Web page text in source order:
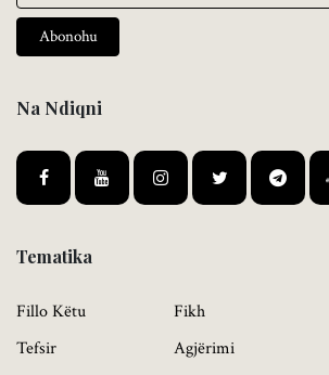
Abonohu
Na Ndiqni
Tematika
Fillo Këtu
Tefsir
Fikh
Agjërimi